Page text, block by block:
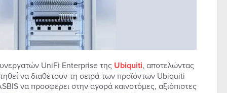
UniFi Enterprise της Ubiquiti, αποτελώντας
να διαθέτουν τη σειρά των προϊόντων Ubiquiti
να προσφέρει στην αγορά καινοτόμες, αξιόπιστες